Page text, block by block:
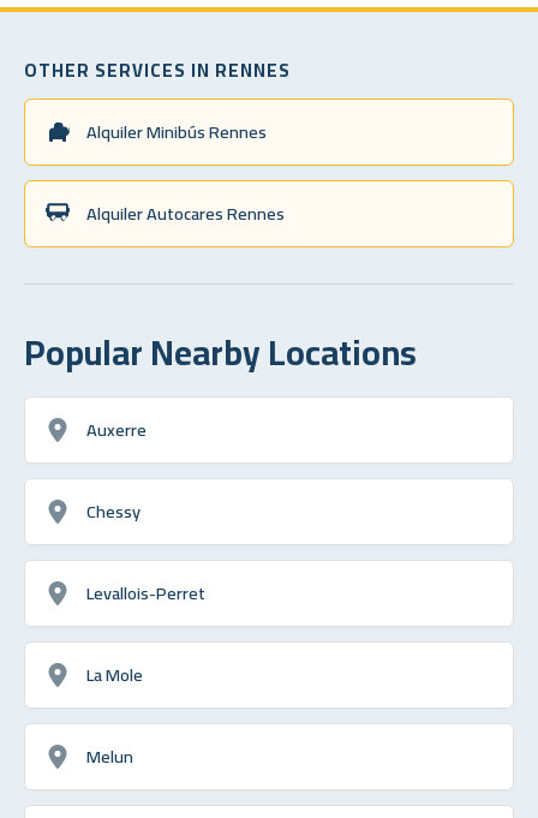
OTHER SERVICES IN RENNES
Alquiler Minibús Rennes
Alquiler Autocares Rennes
Popular Nearby Locations
Auxerre
Chessy
Levallois-Perret
La Mole
Melun